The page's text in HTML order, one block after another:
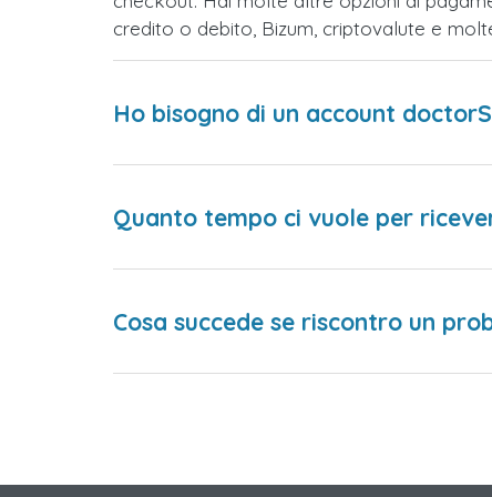
credito o debito, Bizum, criptovalute e
Ho bisogno di un account
Quanto tempo ci vuole per
Cosa succede se riscontro un